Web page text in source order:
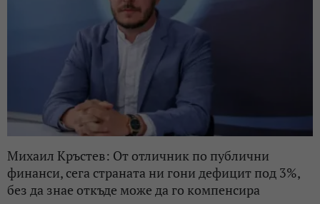
Михаил Кръстев: От отличник по публични
финанси, сега страната ни гони дефицит под 3%,
без да знае откъде може да го компенсира